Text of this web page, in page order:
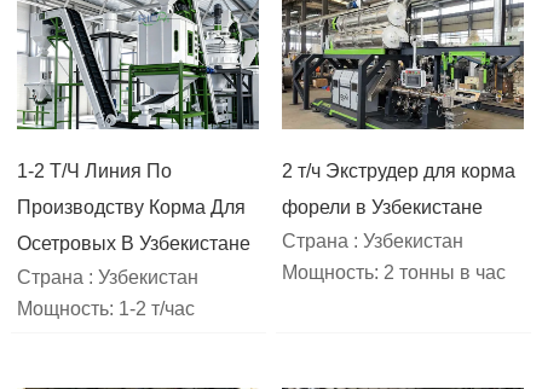
1-2 Т/Ч Линия По
Производству Корма Для
Осетровых В Узбекистане
Страна : Узбекистан
Мощность: 1-2 т/час
2 т/ч Экструдер для корма
форели в Узбекистане
Страна : Узбекистан
Мощность: 2 тонны в час